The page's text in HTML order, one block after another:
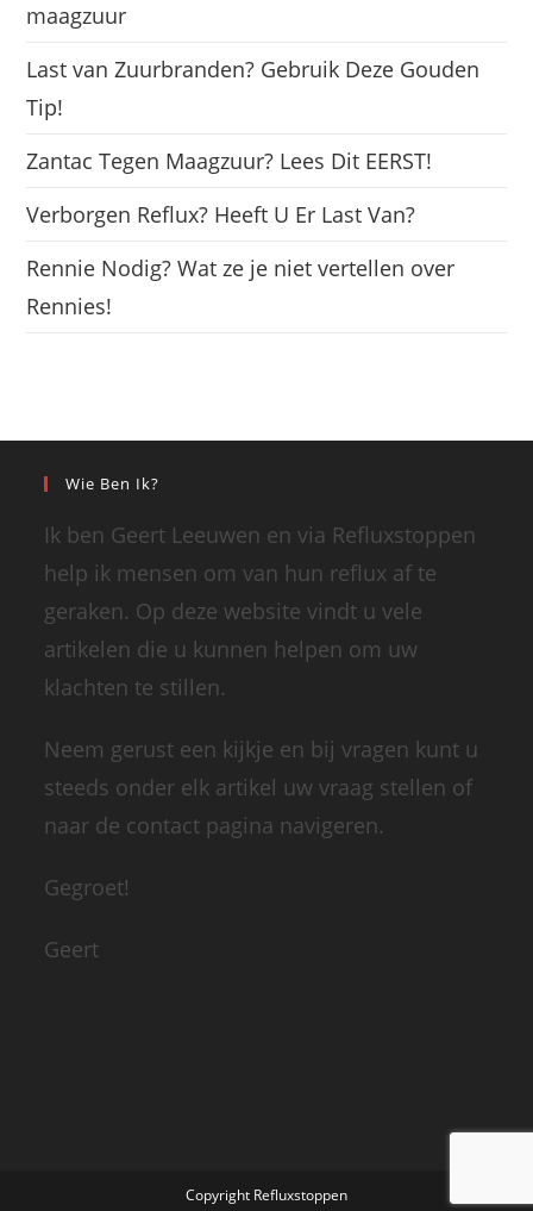
maagzuur
Last van Zuurbranden? Gebruik Deze Gouden
Tip!
Zantac Tegen Maagzuur? Lees Dit EERST!
Verborgen Reflux? Heeft U Er Last Van?
Rennie Nodig? Wat ze je niet vertellen over
Rennies!
Wie Ben Ik?
Ik ben Geert Leeuwen en via Refluxstoppen
help ik mensen om van hun reflux af te
geraken. Op deze website vindt u vele
artikelen die u kunnen helpen om uw
klachten te stillen.
Neem gerust een kijkje en bij vragen kunt u
steeds onder elk artikel uw vraag stellen of
naar de contact pagina navigeren.
Gegroet!
Geert
Copyright Refluxstoppen